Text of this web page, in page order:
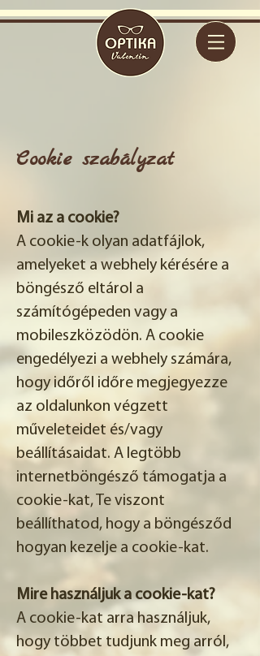
Cookie szabályzat
Mi az a cookie?
A cookie-k olyan adatfájlok,
amelyeket a webhely kérésére a
böngésző eltárol a
számítógépeden vagy a
mobileszközödön. A cookie
engedélyezi a webhely számára,
hogy időről időre megjegyezze
az oldalunkon végzett
műveleteidet és/vagy
beállításaidat. A legtöbb
internetböngésző támogatja a
cookie-kat, Te viszont
beállíthatod, hogy a böngésződ
hogyan kezelje a cookie-kat.
Mire használjuk a cookie-kat?
A cookie-kat arra használjuk,
hogy többet tudjunk meg arról,